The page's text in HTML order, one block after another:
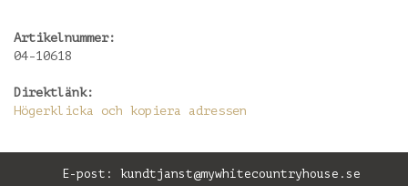
Artikelnummer:
04-10618
Direktlänk:
Högerklicka och kopiera adressen
E-post: kundtjanst@mywhitecountryhouse.se